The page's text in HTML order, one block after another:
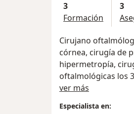
3
Formación
3
Cirujano
córnea, cirugía de
hipermetropía,
oftalmológicas los
ver más
Especialista en: